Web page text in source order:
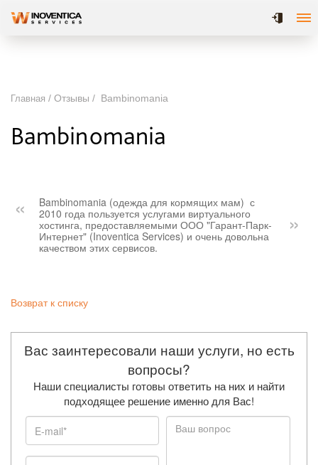
Главная / Отзывы / Bambinomania
Bambinomania
Bambinomania (одежда для кормящих мам) с
2010 года пользуется услугами виртуального
хостинга, предоставляемыми ООО "Гарант-Парк-
Интернет" (Inoventica Services) и очень довольна
качеством этих сервисов.
Возврат к списку
Вас заинтересовали наши услуги, но есть
вопросы?
Наши специалисты готовы ответить на них и найти
подходящее решение именно для Вас!